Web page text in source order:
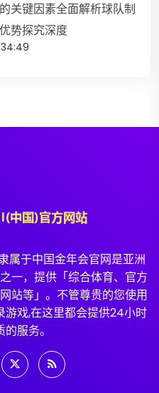
关键因素全面解析球队制
势探究深度
于中国金年会官网是亚洲
一，提供「综合体育、官方
站等」。不管尊贵的您使用
游戏,在这里都会提供24小时
服务。